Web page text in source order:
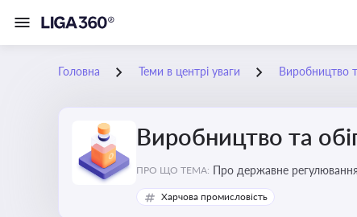
Головна Теми в центрі уваги Виробництво
Виробництво та
ПРО ЩО ТЕМА: Про державне регулювання
Харчова промисловість